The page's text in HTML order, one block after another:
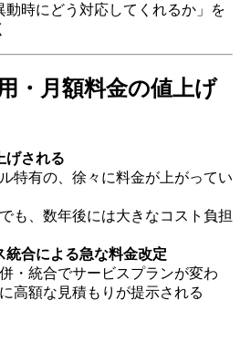
動時にどう対応してくれるか」を
・月額料金の値上げ
げされる
特有の、徐々に料金が上がってい
も、数年後には大きなコスト負担
統合による急な料金改定
・統合でサービスプランが変わ
高額な見積もりが提示される